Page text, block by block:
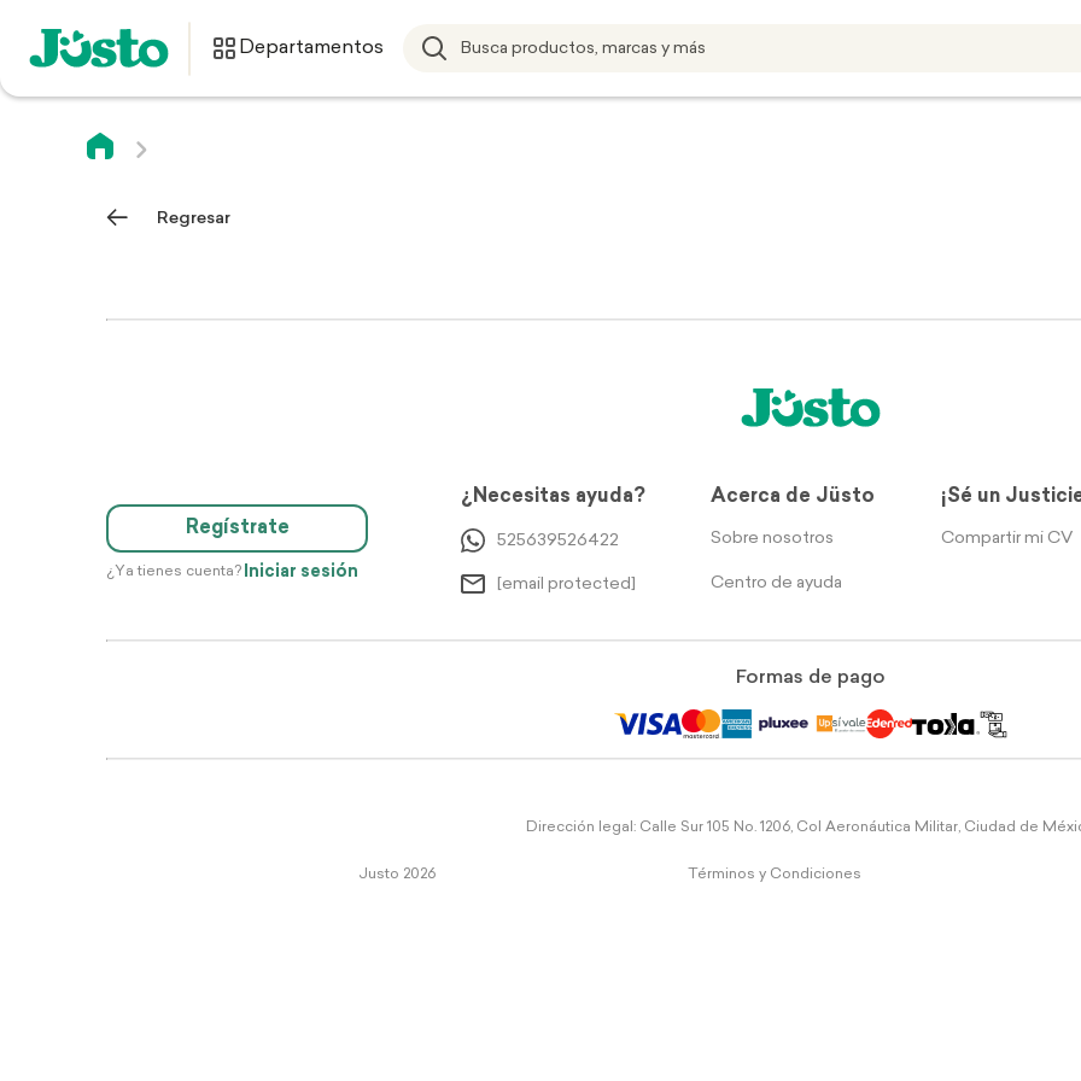
Departamentos
Regresar
Regístrate
¿Ya tienes cuenta? Iniciar sesión
¿Necesitas ayuda?
525639526422
[email protected]
Acerca de Jüsto
Sobre nosotros
Centro de ayuda
¡Sé un
Compartir mi CV
Formas de pago
Dirección legal: Calle Sur 105 No. 1206, Col Aeronáutica Militar, Ciudad de
Justo 2026 Términos y Condiciones